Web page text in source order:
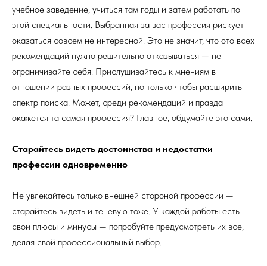
учебное заведение, учиться там годы и затем работать по
этой специальности. Выбранная за вас профессия рискует
оказаться совсем не интересной. Это не значит, что ото всех
рекомендаций нужно решительно отказываться — не
ограничивайте себя. Прислушивайтесь к мнениям в
отношении разных профессий, но только чтобы расширить
спектр поиска. Может, среди рекомендаций и правда
окажется та самая профессия? Главное, обдумайте это сами.
Старайтесь видеть достоинства и недостатки
профессии одновременно
Не увлекайтесь только внешней стороной профессии —
старайтесь видеть и теневую тоже. У каждой работы есть
свои плюсы и минусы — попробуйте предусмотреть их все,
делая свой профессиональный выбор.